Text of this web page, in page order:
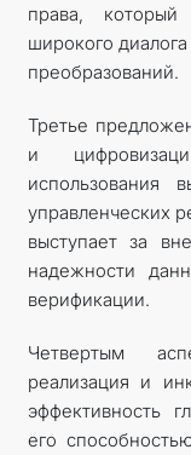
права,
широкого
преобразований.
Третье
и
использования
управленческих
выступает за
надежности
верификации.
Четвертым
реализация и
эффективность
его